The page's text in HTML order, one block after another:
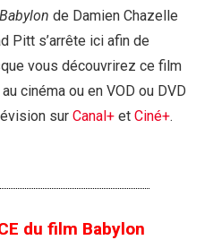
Babylon de Damien Chazelle
Pitt s’arrête ici afin de
vous découvrirez ce film
cinéma ou en VOD ou DVD
sur Canal+ et Ciné+.
du film Babylon